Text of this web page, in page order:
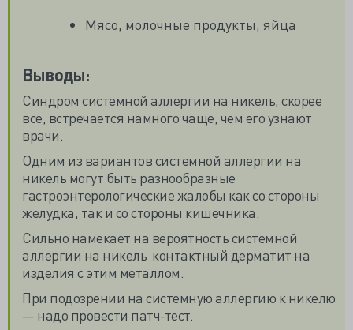
Мясо, молочные продукты, яйца
Выводы:
Синдром системной аллергии на никель, скорее
все, встречается намного чаще, чем его узнают
врачи.
Одним из вариантов системной аллергии на
никель могут быть разнообразные
гастроэнтерологические жалобы как со стороны
желудка, так и со стороны кишечника.
Сильно намекает на вероятность системной
аллергии на никель контактный дерматит на
изделия с этим металлом.
При подозрении на системную аллергию к никелю
— надо провести патч-тест.